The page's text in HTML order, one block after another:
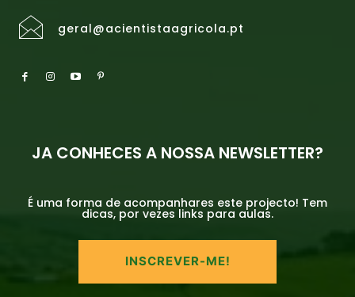
geral@acientistaagricola.pt
JA CONHECES A NOSSA NEWSLETTER?
É uma forma de acompanhares este projecto! Tem
dicas, por vezes links para aulas.
INSCREVER-ME!